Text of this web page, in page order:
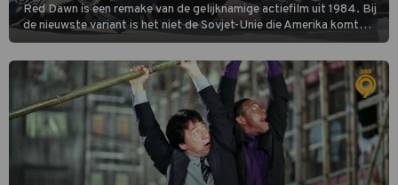
Red Dawn is een remake van de gelijknamige actiefilm uit 1984. Bij
de nieuwste variant is het niet de Sovjet-Unie die Amerika komt
binnenvallen, maar zijn Rusland en Noord-Korea de vijanden.